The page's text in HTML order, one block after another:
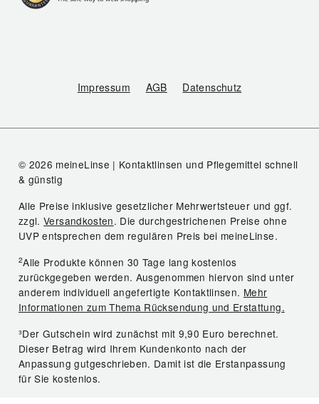
Impressum AGB Datenschutz
© 2026 meineLinse | Kontaktlinsen und Pflegemittel schnell
& günstig
Alle Preise inklusive gesetzlicher Mehrwertsteuer und ggf.
zzgl.Versandkosten. Die durchgestrichenen Preise ohne
UVP entsprechen dem regulären Preis bei meineLinse.
2Alle Produkte können 30 Tage lang kostenlos
zurückgegeben werden. Ausgenommen hiervon sind unter
anderem individuell angefertigte Kontaktlinsen. Mehr
Informationen zum Thema Rücksendung und Erstattung.
³Der Gutschein wird zunächst mit 9,90 Euro berechnet.
Dieser Betrag wird Ihrem Kundenkonto nach der
Anpassung gutgeschrieben. Damit ist die Erstanpassung
für Sie kostenlos.